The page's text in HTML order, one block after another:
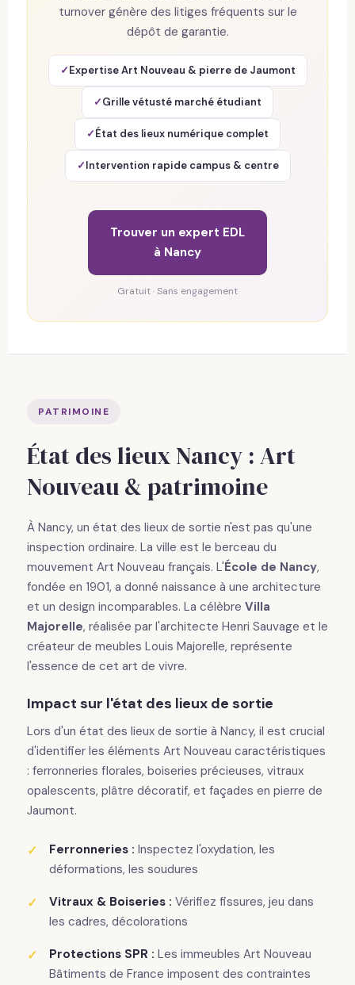
turnover génère des litiges fréquents sur le
dépôt de garantie.
Expertise Art Nouveau & pierre de Jaumont
Grille vétusté marché étudiant
État des lieux numérique complet
Intervention rapide campus & centre
Trouver un expert EDL
à Nancy
Gratuit · Sans engagement
PATRIMOINE
État des lieux Nancy : Art
Nouveau & patrimoine
À Nancy, un état des lieux de sortie n'est pas qu'une
inspection ordinaire. La ville est le berceau du
mouvement Art Nouveau français. L'École de Nancy,
fondée en 1901, a donné naissance à une architecture
et un design incomparables. La célèbre Villa
Majorelle, réalisée par l'architecte Henri Sauvage et le
créateur de meubles Louis Majorelle, représente
l'essence de cet art de vivre.
Impact sur l'état des lieux de sortie
Lors d'un état des lieux de sortie à Nancy, il est crucial
d'identifier les éléments Art Nouveau caractéristiques
: ferronneries florales, boiseries précieuses, vitraux
opalescents, plâtre décoratif, et façades en pierre de
Jaumont.
Ferronneries : Inspectez l'oxydation, les
déformations, les soudures
Vitraux & Boiseries : Vérifiez fissures, jeu dans
les cadres, décolorations
Protections SPR : Les immeubles Art Nouveau
Bâtiments de France imposent des contraintes